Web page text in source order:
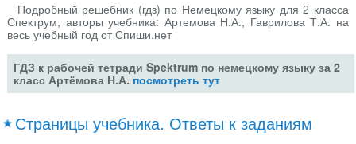
Подробный решебник (гдз) по Немецкому языку для 2 класса
Спектрум, авторы учебника: Артемова Н.А., Гаврилова Т.А. на
весь учебный год от Спиши.нет
ГДЗ к рабочей тетради Spektrum по немецкому языку за 2
класс Артёмова Н.А. посмотреть тут
Страницы учебника. Ответы к заданиям